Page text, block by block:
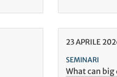
23APRILE
SEMINARI
What can